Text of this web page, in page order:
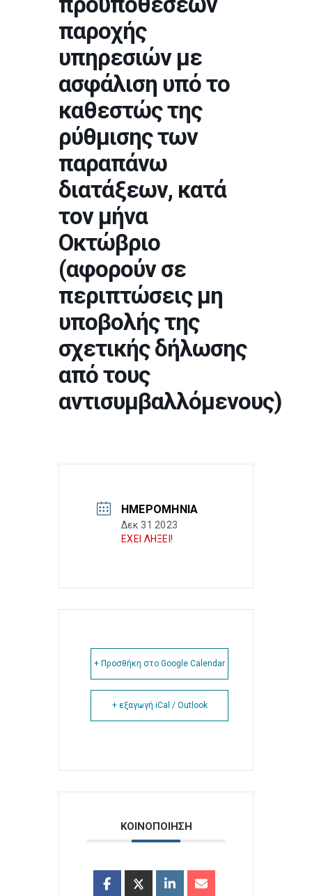
παροχής
υπηρεσιών με
ασφάλιση υπό το
καθεστώς της
ρύθμισης των
παραπάνω
διατάξεων, κατά
τον μήνα
Οκτώβριο
(αφορούν σε
περιπτώσεις μη
υποβολής της
σχετικής δήλωσης
από τους
αντισυμβαλλόμενους)
ΗΜΕΡΟΜΗΝΊΑ
Δεκ 31 2023
ΕΧΕΙ ΛΗΞΕΙ!
+ Προσθήκη στο Google Calendar
+ εξαγωγή iCal / Outlook
ΚΟΙΝΟΠΟΙΗΣΗ